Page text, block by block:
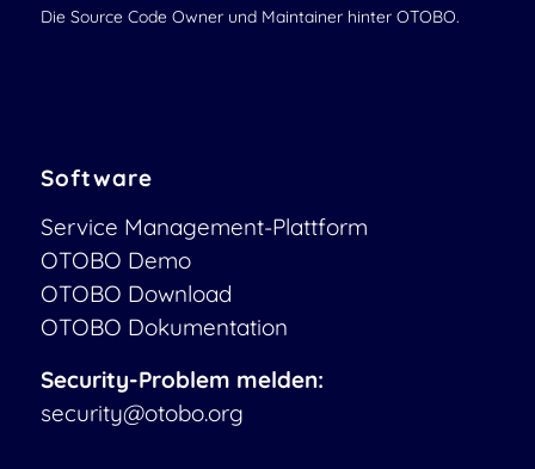
Die Source Code Owner und Maintainer hinter OTOBO.
Software
Service Management-Plattform
OTOBO Demo
OTOBO Download
OTOBO Dokumentation
Security-Problem melden:
security@otobo.org